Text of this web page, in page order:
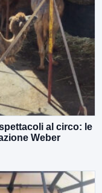
al circo: le
Weber